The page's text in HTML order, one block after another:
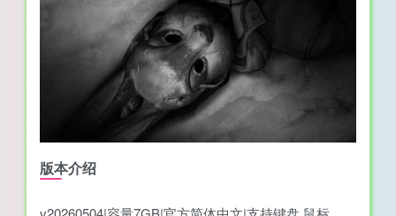
版本介绍